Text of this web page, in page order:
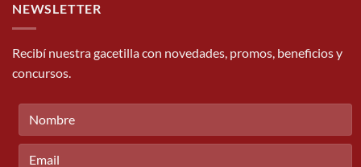
NEWSLETTER
Recibí nuestra gacetilla con novedades, promos, beneficios y
concursos.